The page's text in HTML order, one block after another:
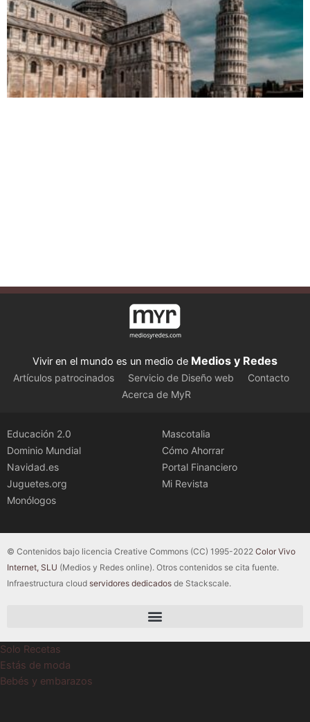
Vivir en el mundo es un medio de Medios y Redes
Artículos patrocinados Servicio de Diseño web
Contacto
Acerca de MyR
Educación 2.0
Dominio Mundial
Navidad.es
Juguetes.org
Monólogos
Mascotalia
Cómo Ahorrar
Portal Financiero
Mi Revista
© Contenidos bajo licencia Creative Commons (CC) 1995-2022 Color Vivo
Internet, SLU (Medios y Redes online). Otros contenidos se cita fuente.
Infraestructura cloud servidores dedicados de Stackscale.
Solo Recetas
Estás de moda
Bebés y embarazos